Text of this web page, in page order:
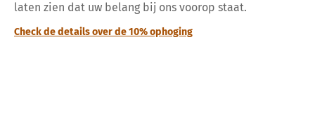
laten zien dat uw belang bij ons voorop staat.
Check de details over de 10% ophoging